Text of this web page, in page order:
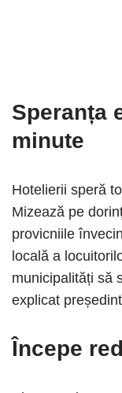
Speranța
minute
Hotelierii speră
Mizează pe
provicniile
locală a
municipalități să
explicat
Începe